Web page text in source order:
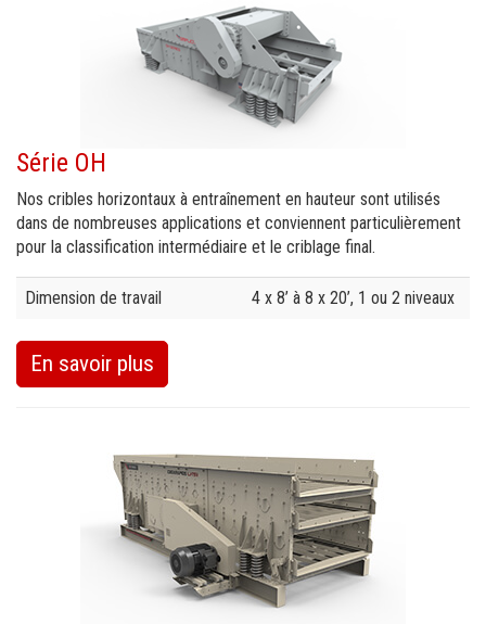
Série OH
Nos cribles horizontaux à entraînement en hauteur sont utilisés
dans de nombreuses applications et conviennent particulièrement
pour la classification intermédiaire et le criblage final.
Specification Value
Dimension de travail 4 x 8’ à 8 x 20’, 1 ou 2 niveaux
En savoir plus